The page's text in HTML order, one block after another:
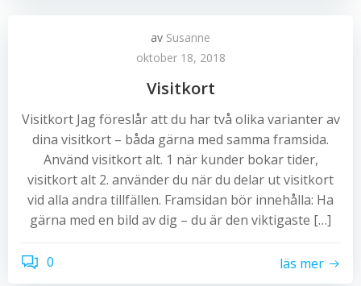
av Susanne
oktober 18, 2018
Visitkort
Visitkort Jag föreslår att du har två olika varianter av
dina visitkort – båda gärna med samma framsida.
Använd visitkort alt. 1 när kunder bokar tider,
visitkort alt 2. använder du när du delar ut visitkort
vid alla andra tillfällen. Framsidan bör innehålla: Ha
gärna med en bild av dig – du är den viktigaste […]
0 läs mer